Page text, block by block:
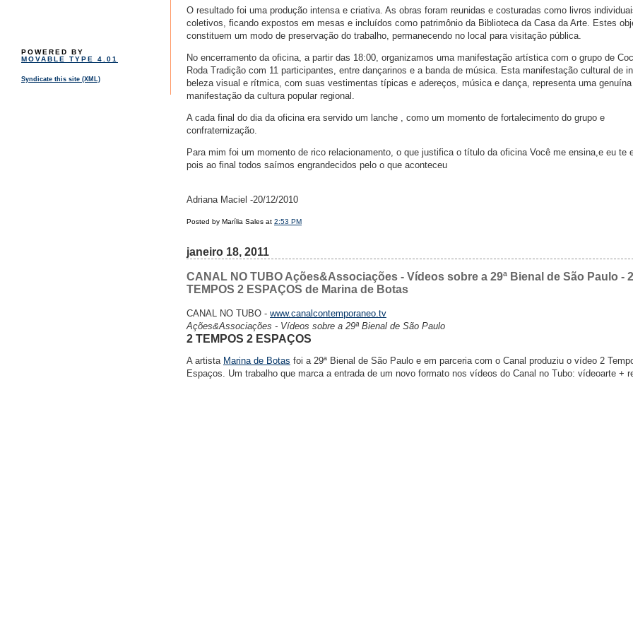
POWERED BY
MOVABLE TYPE 4.01
Syndicate this site (XML)
O resultado foi uma produção intensa e criativa. As obras foram reunidas e costuradas como livros
coletivos, ficando expostos em mesas e incluídos como patrimônio da Biblioteca da Casa da Arte. Estes
constituem um modo de preservação do trabalho, permanecendo no local para visitação pública.
No encerramento da oficina, a partir das 18:00, organizamos uma manifestação artística com o grupo de
Roda Tradição com 11 participantes, entre dançarinos e a banda de música. Esta manifestação cultural de
beleza visual e rítmica, com suas vestimentas típicas e adereços, música e dança, representa uma genuína
manifestação da cultura popular regional.
A cada final do dia da oficina era servido um lanche , como um momento de fortalecimento do grupo e
confraternização.
Para mim foi um momento de rico relacionamento, o que justifica o título da oficina Você me ensina,e eu te
pois ao final todos saímos engrandecidos pelo o que aconteceu
Adriana Maciel -20/12/2010
Posted by Marília Sales at 2:53 PM
janeiro 18, 2011
CANAL NO TUBO Ações&Associações - Vídeos sobre a 29ª Bienal de São Paulo - 2
TEMPOS 2 ESPAÇOS de Marina de Botas
CANAL NO TUBO - www.canalcontemporaneo.tv
Ações&Associações - Vídeos sobre a 29ª Bienal de São Paulo
2 TEMPOS 2 ESPAÇOS
A artista Marina de Botas foi a 29ª Bienal de São Paulo e em parceria com o Canal produziu o vídeo 2
Espaços. Um trabalho que marca a entrada de um novo formato nos vídeos do Canal no Tubo: vídeoarte +